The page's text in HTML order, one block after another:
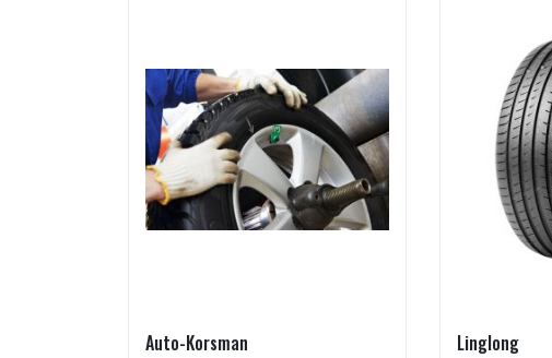
Auto-Korsman Linglong